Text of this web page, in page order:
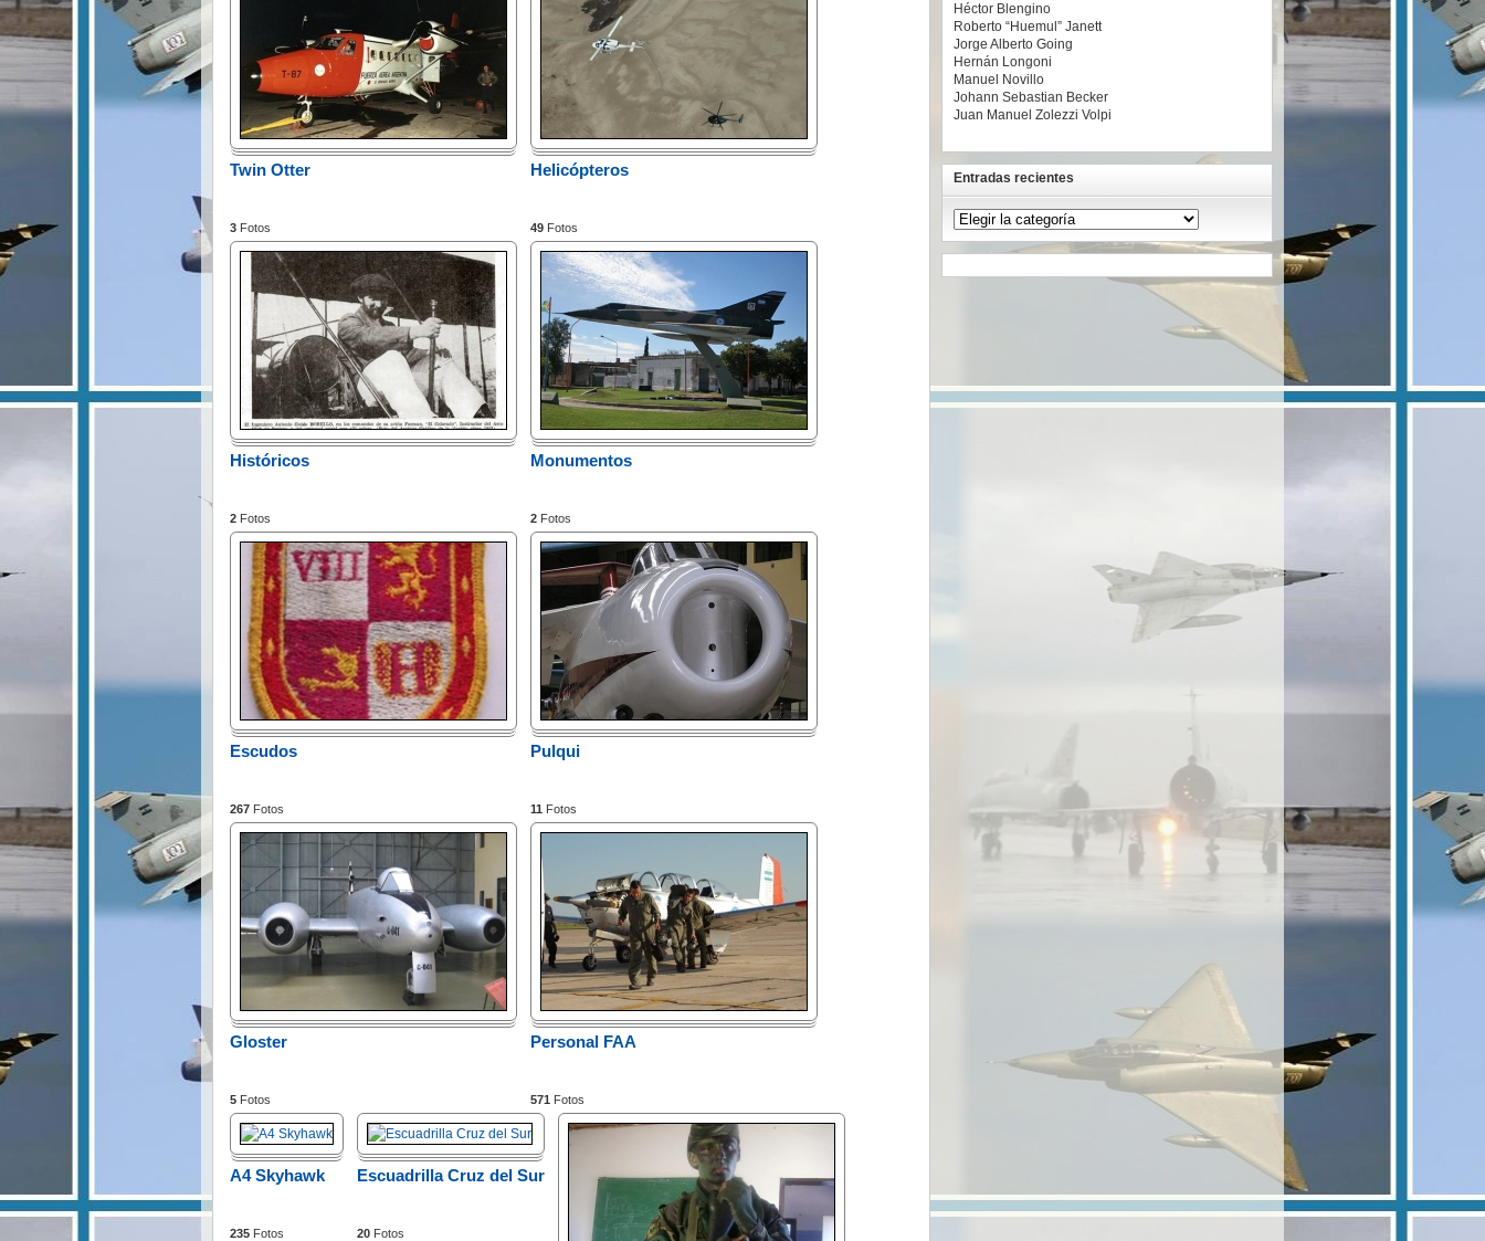
Twin Otter
3 Fotos
Helicópteros
49 Fotos
Históricos
2 Fotos
Monumentos
2 Fotos
Escudos
267 Fotos
Pulqui
11 Fotos
Gloster
5 Fotos
Personal FAA
571 Fotos
A4 Skyhawk
235 Fotos
Escuadrilla Cruz del Sur
20 Fotos
Héctor Blengino
Roberto “Huemul” Janett
Jorge Alberto Going
Hernán Longoni
Manuel Novillo
Johann Sebastian Becker
Juan Manuel Zolezzi Volpi
Entradas recientes
Entradas
recientes